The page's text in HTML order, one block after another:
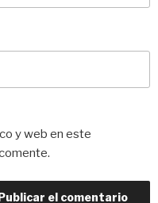
y web en este